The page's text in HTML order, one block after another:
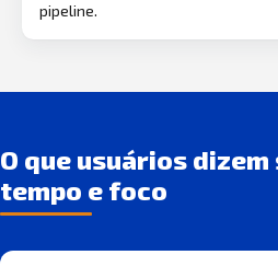
pipeline.
O que usuários
tempo e foco